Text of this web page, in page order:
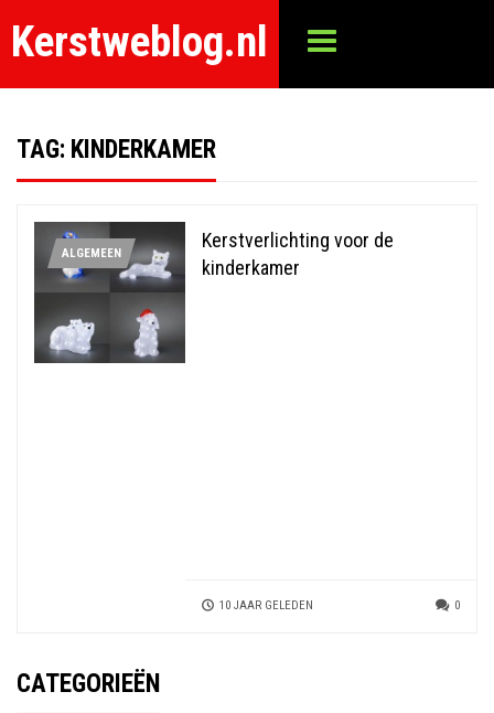
Kerstweblog.nl
TAG: KINDERKAMER
ALGEMEEN
Kerstverlichting voor de
kinderkamer
10 JAAR GELEDEN 0
CATEGORIEËN